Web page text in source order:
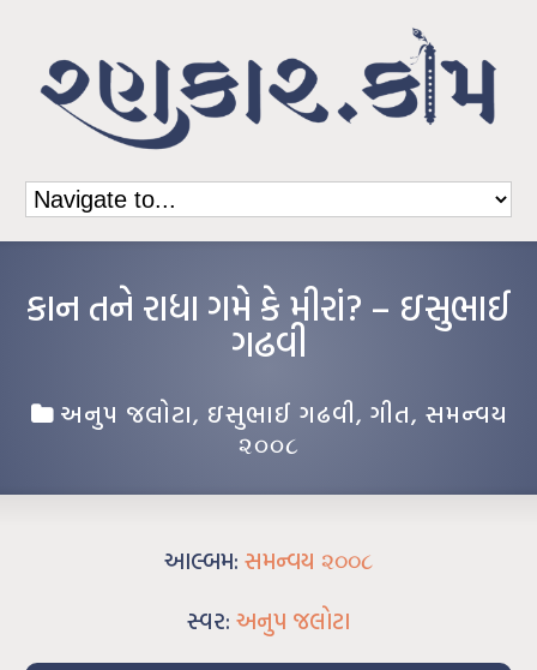
કાન તને રાધા ગમે કે મીરાં? – ઇસુભાઈ
ગઢવી
અનુપ જલોટા, ઇસુભાઈ ગઢવી, ગીત, સમન્વય
૨૦૦૮
આલ્બમ: સમન્વય ૨૦૦૮
સ્વર: અનુપ જલોટા